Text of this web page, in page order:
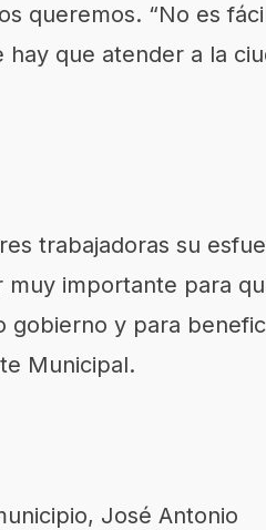
queremos. “No es
que atender a la
trabajadoras su
importante para
gobierno y para
Municipal.
José Antonio